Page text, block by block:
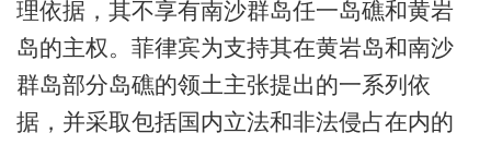
理依据，其不享有南沙群岛任一岛礁和黄岩
岛的主权。菲律宾为支持其在黄岩岛和南沙
群岛部分岛礁的领土主张提出的一系列依
据，并采取包括国内立法和非法侵占在内的